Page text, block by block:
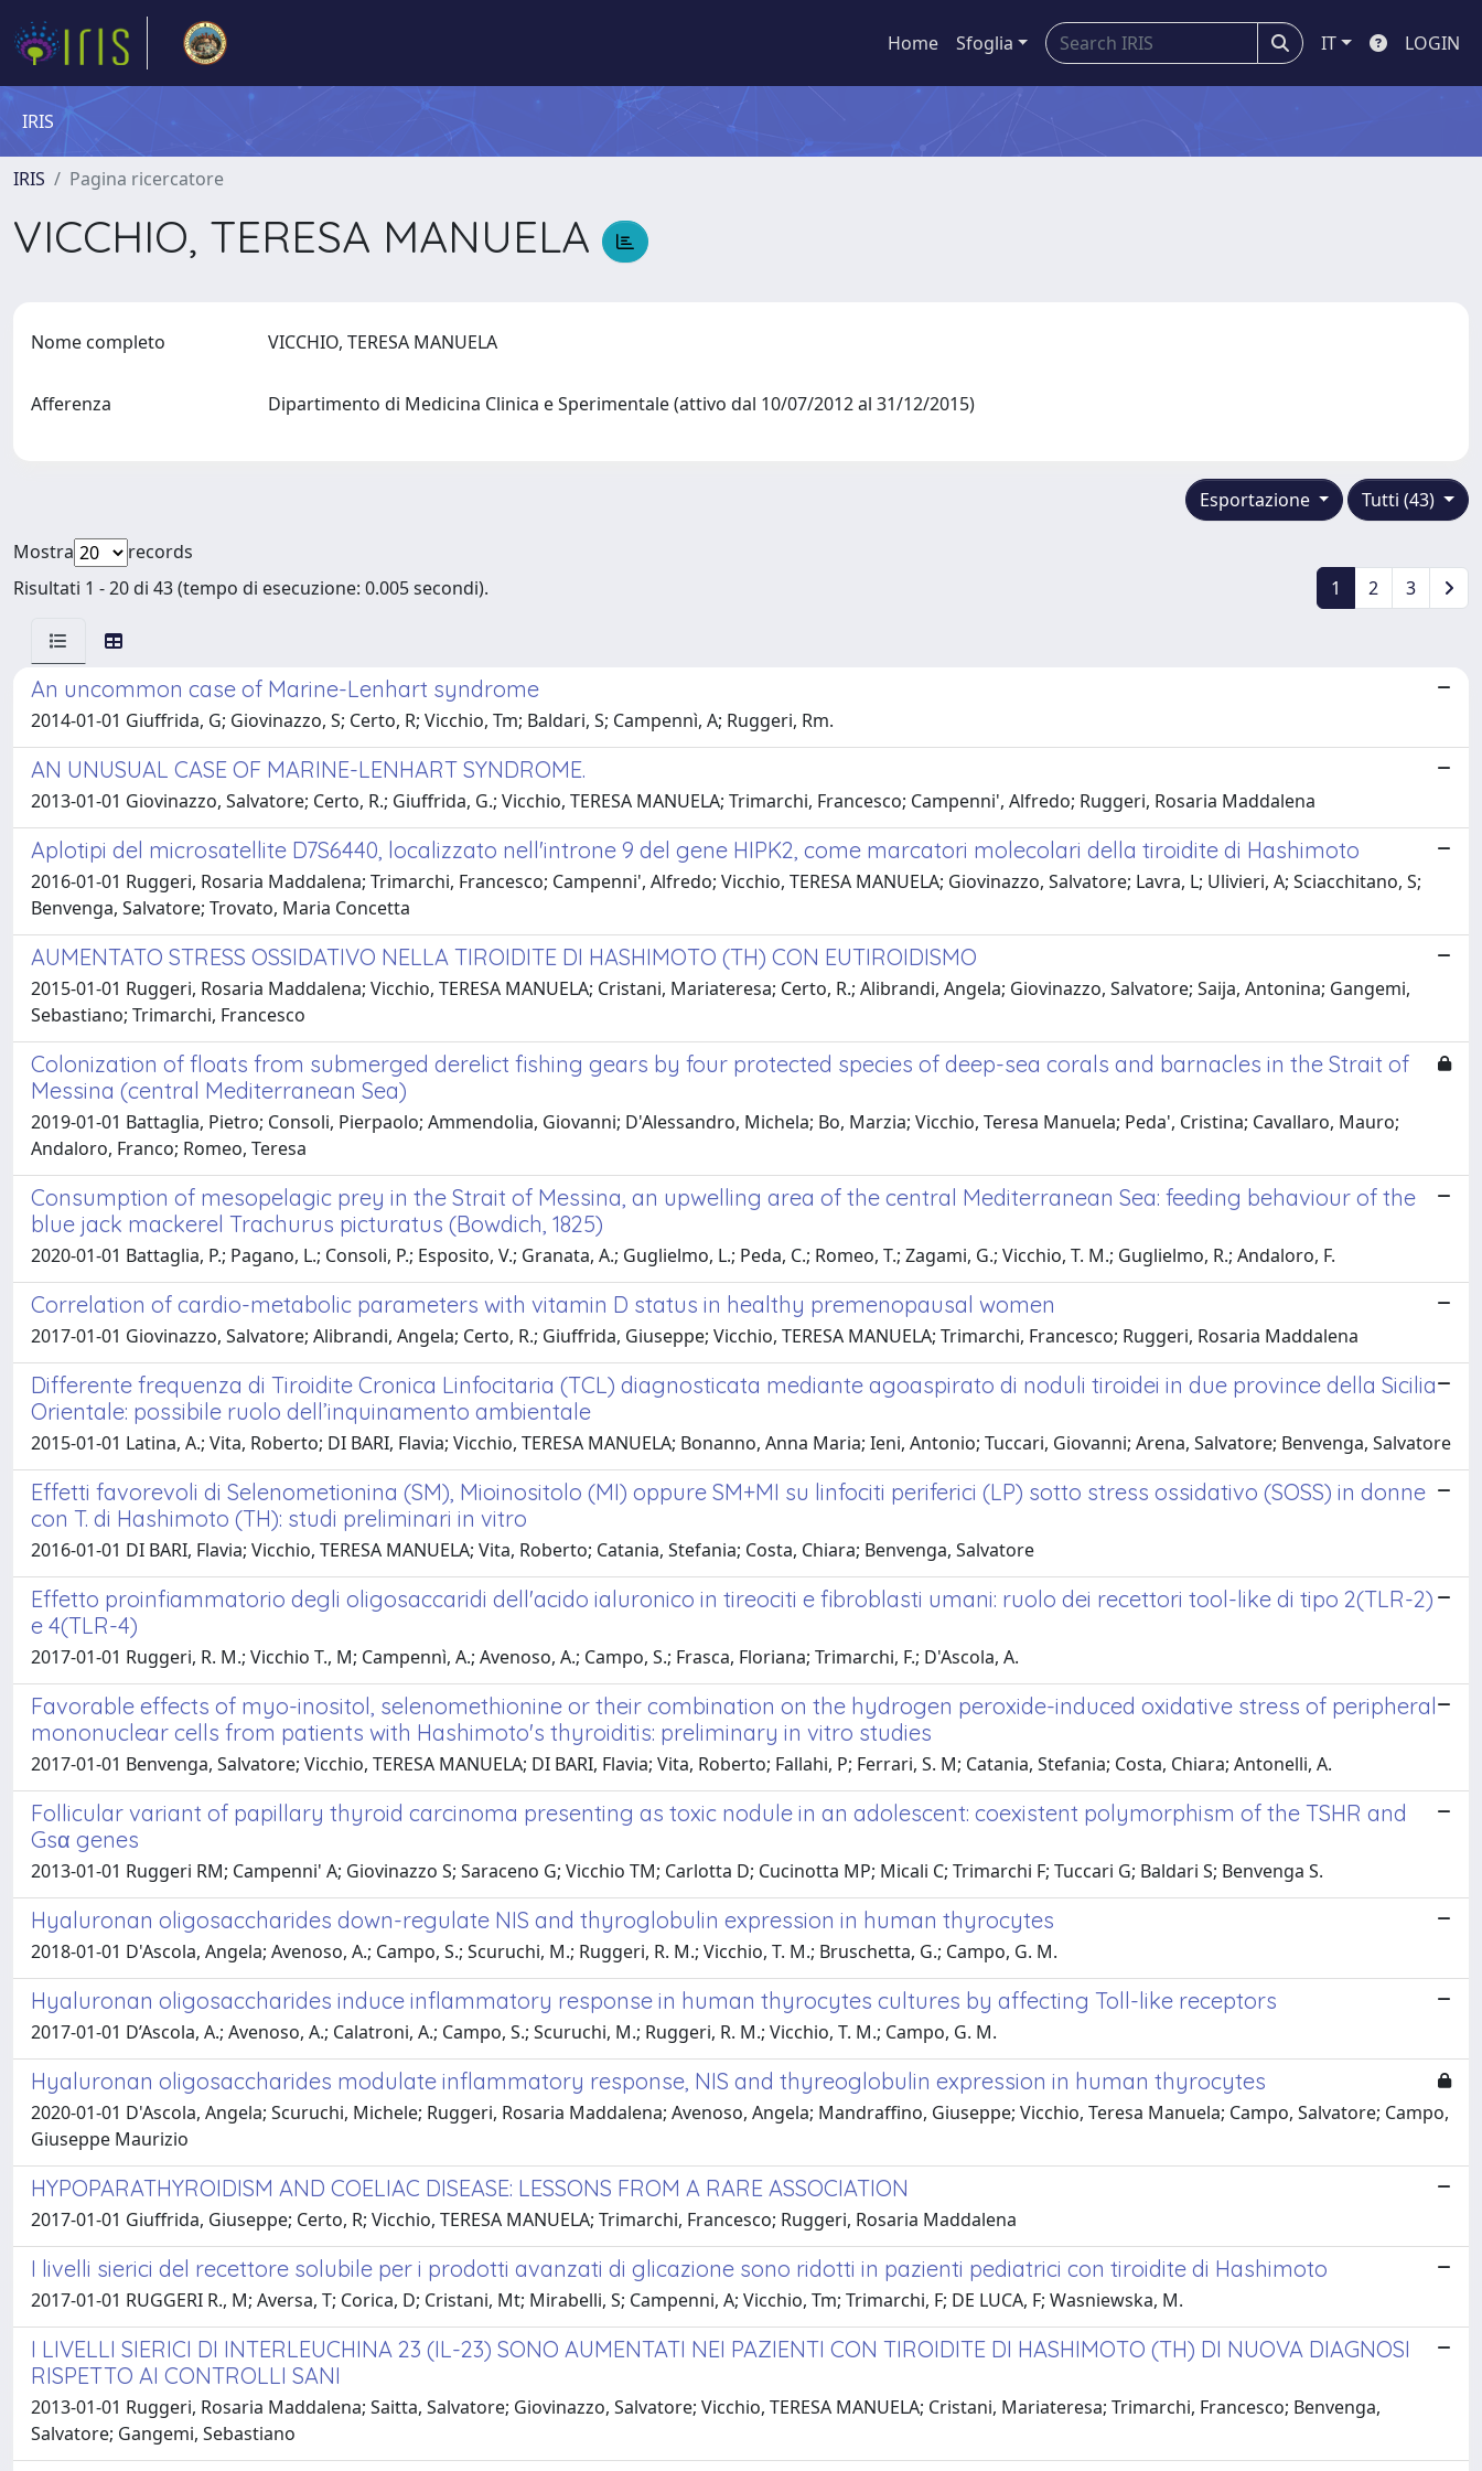
Home Sfoglia IT LOGIN
IRIS
IRIS Pagina ricercatore
VICCHIO, TERESA MANUELA
Nome completo VICCHIO, TERESA MANUELA
Afferenza Dipartimento di Medicina Clinica e Sperimentale (attivo dal 10/07/2012 al 31/12/2015)
Tutti (43)
Esportazione
Mostra
records
Risultati 1 - 20 di 43 (tempo di esecuzione: 0.005 secondi).
1 2 3
An uncommon case of Marine-Lenhart syndrome
2014-01-01 Giuffrida, G; Giovinazzo, S; Certo, R; Vicchio, Tm; Baldari, S; Campennì, A; Ruggeri, Rm.
AN UNUSUAL CASE OF MARINE-LENHART SYNDROME.
2013-01-01 Giovinazzo, Salvatore; Certo, R.; Giuffrida, G.; Vicchio, TERESA MANUELA; Trimarchi, Francesco; Campenni', Alfredo; Ruggeri, Rosaria Maddalena
Aplotipi del microsatellite D7S6440, localizzato nell'introne 9 del gene HIPK2, come marcatori molecolari della tiroidite di Hashimoto
2016-01-01 Ruggeri, Rosaria Maddalena; Trimarchi, Francesco; Campenni', Alfredo; Vicchio, TERESA MANUELA; Giovinazzo, Salvatore; Lavra, L; Ulivieri, A; Sciacchitano, S;
Benvenga, Salvatore; Trovato, Maria Concetta
AUMENTATO STRESS OSSIDATIVO NELLA TIROIDITE DI HASHIMOTO (TH) CON EUTIROIDISMO
2015-01-01 Ruggeri, Rosaria Maddalena; Vicchio, TERESA MANUELA; Cristani, Mariateresa; Certo, R.; Alibrandi, Angela; Giovinazzo, Salvatore; Saija, Antonina; Gangemi,
Sebastiano; Trimarchi, Francesco
Colonization of floats from submerged derelict fishing gears by four protected species of deep-sea corals and barnacles in the Strait of
Messina (central Mediterranean Sea)
2019-01-01 Battaglia, Pietro; Consoli, Pierpaolo; Ammendolia, Giovanni; D'Alessandro, Michela; Bo, Marzia; Vicchio, Teresa Manuela; Peda', Cristina; Cavallaro, Mauro;
Andaloro, Franco; Romeo, Teresa
Consumption of mesopelagic prey in the Strait of Messina, an upwelling area of the central Mediterranean Sea: feeding behaviour of the
blue jack mackerel Trachurus picturatus (Bowdich, 1825)
2020-01-01 Battaglia, P.; Pagano, L.; Consoli, P.; Esposito, V.; Granata, A.; Guglielmo, L.; Peda, C.; Romeo, T.; Zagami, G.; Vicchio, T. M.; Guglielmo, R.; Andaloro, F.
Correlation of cardio-metabolic parameters with vitamin D status in healthy premenopausal women
2017-01-01 Giovinazzo, Salvatore; Alibrandi, Angela; Certo, R.; Giuffrida, Giuseppe; Vicchio, TERESA MANUELA; Trimarchi, Francesco; Ruggeri, Rosaria Maddalena
Differente frequenza di Tiroidite Cronica Linfocitaria (TCL) diagnosticata mediante agoaspirato di noduli tiroidei in due province della Sicilia
Orientale: possibile ruolo dell’inquinamento ambientale
2015-01-01 Latina, A.; Vita, Roberto; DI BARI, Flavia; Vicchio, TERESA MANUELA; Bonanno, Anna Maria; Ieni, Antonio; Tuccari, Giovanni; Arena, Salvatore; Benvenga, Salvatore
Effetti favorevoli di Selenometionina (SM), Mioinositolo (MI) oppure SM+MI su linfociti periferici (LP) sotto stress ossidativo (SOSS) in donne
con T. di Hashimoto (TH): studi preliminari in vitro
2016-01-01 DI BARI, Flavia; Vicchio, TERESA MANUELA; Vita, Roberto; Catania, Stefania; Costa, Chiara; Benvenga, Salvatore
Effetto proinfiammatorio degli oligosaccaridi dell'acido ialuronico in tireociti e fibroblasti umani: ruolo dei recettori tool-like di tipo 2(TLR-2)
e 4(TLR-4)
2017-01-01 Ruggeri, R. M.; Vicchio T., M; Campennì, A.; Avenoso, A.; Campo, S.; Frasca, Floriana; Trimarchi, F.; D'Ascola, A.
Favorable effects of myo-inositol, selenomethionine or their combination on the hydrogen peroxide-induced oxidative stress of peripheral
mononuclear cells from patients with Hashimoto's thyroiditis: preliminary in vitro studies
2017-01-01 Benvenga, Salvatore; Vicchio, TERESA MANUELA; DI BARI, Flavia; Vita, Roberto; Fallahi, P; Ferrari, S. M; Catania, Stefania; Costa, Chiara; Antonelli, A.
Follicular variant of papillary thyroid carcinoma presenting as toxic nodule in an adolescent: coexistent polymorphism of the TSHR and
Gsα genes
2013-01-01 Ruggeri RM; Campenni' A; Giovinazzo S; Saraceno G; Vicchio TM; Carlotta D; Cucinotta MP; Micali C; Trimarchi F; Tuccari G; Baldari S; Benvenga S.
Hyaluronan oligosaccharides down-regulate NIS and thyroglobulin expression in human thyrocytes
2018-01-01 D'Ascola, Angela; Avenoso, A.; Campo, S.; Scuruchi, M.; Ruggeri, R. M.; Vicchio, T. M.; Bruschetta, G.; Campo, G. M.
Hyaluronan oligosaccharides induce inflammatory response in human thyrocytes cultures by affecting Toll-like receptors
2017-01-01 D’Ascola, A.; Avenoso, A.; Calatroni, A.; Campo, S.; Scuruchi, M.; Ruggeri, R. M.; Vicchio, T. M.; Campo, G. M.
Hyaluronan oligosaccharides modulate inflammatory response, NIS and thyreoglobulin expression in human thyrocytes
2020-01-01 D'Ascola, Angela; Scuruchi, Michele; Ruggeri, Rosaria Maddalena; Avenoso, Angela; Mandraffino, Giuseppe; Vicchio, Teresa Manuela; Campo, Salvatore; Campo,
Giuseppe Maurizio
HYPOPARATHYROIDISM AND COELIAC DISEASE: LESSONS FROM A RARE ASSOCIATION
2017-01-01 Giuffrida, Giuseppe; Certo, R; Vicchio, TERESA MANUELA; Trimarchi, Francesco; Ruggeri, Rosaria Maddalena
I livelli sierici del recettore solubile per i prodotti avanzati di glicazione sono ridotti in pazienti pediatrici con tiroidite di Hashimoto
2017-01-01 RUGGERI R., M; Aversa, T; Corica, D; Cristani, Mt; Mirabelli, S; Campenni, A; Vicchio, Tm; Trimarchi, F; DE LUCA, F; Wasniewska, M.
I LIVELLI SIERICI DI INTERLEUCHINA 23 (IL-23) SONO AUMENTATI NEI PAZIENTI CON TIROIDITE DI HASHIMOTO (TH) DI NUOVA DIAGNOSI
RISPETTO AI CONTROLLI SANI
2013-01-01 Ruggeri, Rosaria Maddalena; Saitta, Salvatore; Giovinazzo, Salvatore; Vicchio, TERESA MANUELA; Cristani, Mariateresa; Trimarchi, Francesco; Benvenga,
Salvatore; Gangemi, Sebastiano